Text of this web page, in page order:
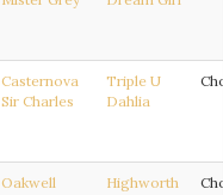
Casternova
Sir Charles
Triple U
Dahlia
Oakwell
Highworth